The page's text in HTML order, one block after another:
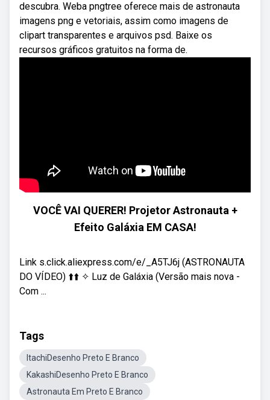
descubra. Weba pngtree oferece mais de astronauta
imagens png e vetoriais, assim como imagens de
clipart transparentes e arquivos psd. Baixe os
recursos gráficos gratuitos na forma de.
VOCÊ VAI QUERER! Projetor Astronauta +
Efeito Galáxia EM CASA!
Link s.click.aliexpress.com/e/_A5TJ6j (ASTRONAUTA
DO VÍDEO) ⬆️⬆️ ✧ Luz de Galáxia (Versão mais nova -
Com ...
Tags
ItachiDesenho Preto E Branco
KakashiDesenho Preto E Branco
Astronauta Em Preto E Branco